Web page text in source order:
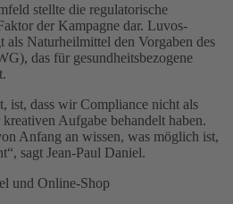
stellte die regulatorische
der Kampagne dar. Luvos-
als Naturheilmittel den Vorgaben des
das für gesundheitsbezogene
ist, dass wir Compliance nicht als
Aufgabe behandelt haben.
Anfang an wissen, was möglich ist,
sagt Jean-Paul Daniel.
und Online-Shop